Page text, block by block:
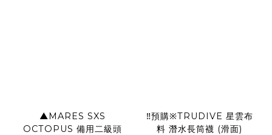
▲MARES SXS
OCTOPUS 備用二級頭
‼️預購※TRUDIVE 星雲布
料 潛水長筒襪 (滑面)